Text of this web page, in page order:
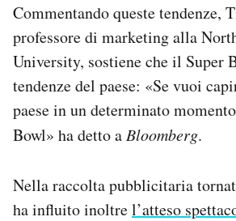
Commentando queste tendenze,
professore di marketing alla
University, sostiene che il Super
tendenze del paese: «Se vuoi
paese in un determinato
Bowl» ha detto a Bloomberg.
Nella raccolta pubblicitaria
ha influito inoltrel’atteso